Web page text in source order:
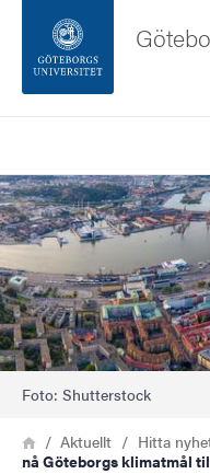
Sidfoten
Om webbplatsen
Bild
Foto: Shutterstock
Länkstig
HemAktuellt Hitta
nå Göteborgs klimatmål